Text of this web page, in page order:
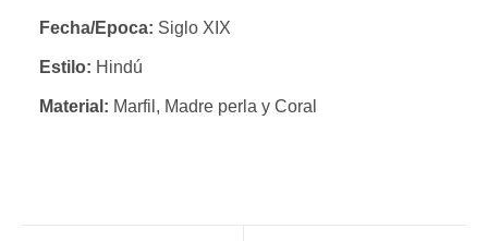
Fecha/Epoca: Siglo XIX
Estilo: Hindú
Material: Marfil, Madre perla y Coral